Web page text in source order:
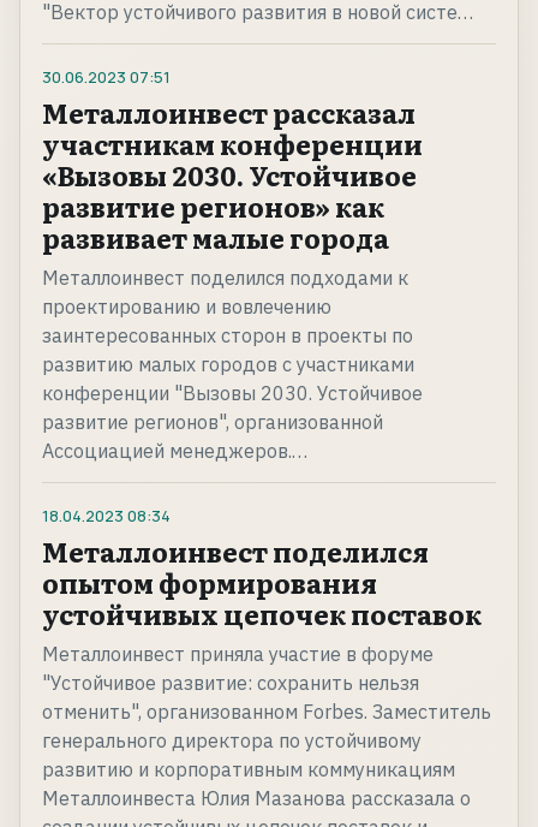
"Вектор устойчивого развития в новой систе…
30.06.2023 07:51
Металлоинвест рассказал
участникам конференции
«Вызовы 2030. Устойчивое
развитие регионов» как
развивает малые города
Металлоинвест поделился подходами к
проектированию и вовлечению
заинтересованных сторон в проекты по
развитию малых городов с участниками
конференции "Вызовы 2030. Устойчивое
развитие регионов", организованной
Ассоциацией менеджеров.…
18.04.2023 08:34
Металлоинвест поделился
опытом формирования
устойчивых цепочек поставок
Металлоинвест приняла участие в форуме
"Устойчивое развитие: сохранить нельзя
отменить", организованном Forbes. Заместитель
генерального директора по устойчивому
развитию и корпоративным коммуникациям
Металлоинвеста Юлия Мазанова рассказала о